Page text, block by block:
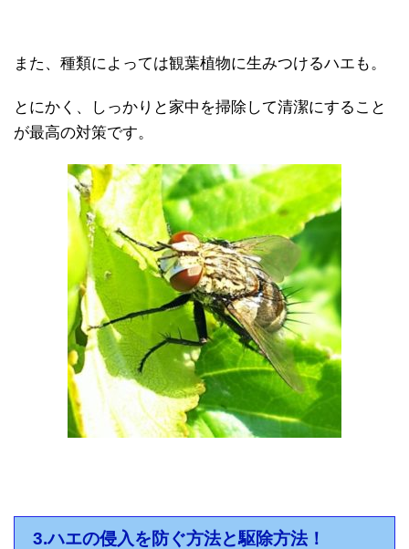
また、種類によっては観葉植物に生みつけるハエも。
とにかく、しっかりと家中を掃除して清潔にすること
が最高の対策です。
3.ハエの侵入を防ぐ方法と駆除方法！